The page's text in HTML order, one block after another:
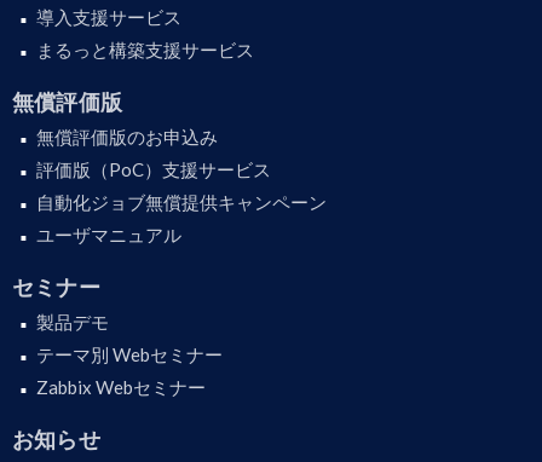
導入支援サービス
まるっと構築支援サービス
無償評価版
無償評価版のお申込み
評価版（PoC）支援サービス
自動化ジョブ無償提供キャンペーン
ユーザマニュアル
セミナー
製品デモ
テーマ別 Webセミナー
Zabbix Webセミナー
お知らせ